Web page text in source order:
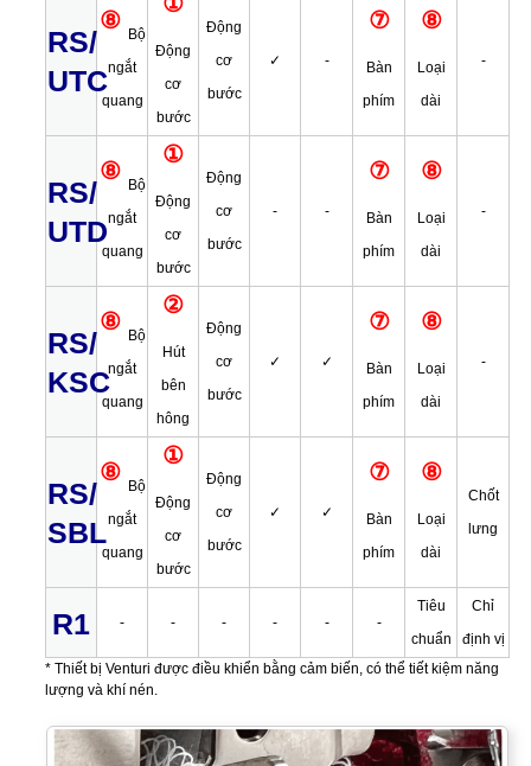
RS/
UTC
⑧
Bộ
ngắt
quang
Động
cơ
bước
Động
cơ
bước
✓ -
⑦
Bàn
phím
⑧
Loại
dài
-
RS/
UTD
⑧
Bộ
ngắt
quang
①
Động
cơ
bước
Động
cơ
bước
- -
⑦
Bàn
phím
⑧
Loại
dài
-
RS/
KSC
⑧
Bộ
ngắt
quang
②
Hút
bên
hông
Động
cơ
bước
✓ ✓
⑦
Bàn
phím
⑧
Loại
dài
-
RS/
SBL
⑧
Bộ
ngắt
quang
①
Động
cơ
bước
Động
cơ
bước
✓ ✓
⑦
Bàn
phím
⑧
Loại
dài
Chốt
lưng
R1 - - - - - -
Tiêu
chuẩn
Chỉ
định vị
* Thiết bị Venturi được điều khiển bằng cảm biến, có thể tiết kiệm năng
lượng và khí nén.